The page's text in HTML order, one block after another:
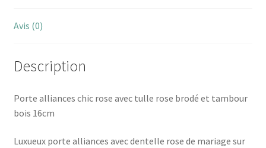
Avis (0)
Description
Porte alliances chic rose avec tulle rose brodé et tambour
bois 16cm
Luxueux porte alliances avec dentelle rose de mariage sur